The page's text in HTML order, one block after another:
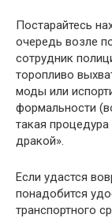
Постарайтесь
очередь возле
сотрудник
торопливо
моды или
формальности
такая
дракой».
Если удастся
понадобится
транспортного